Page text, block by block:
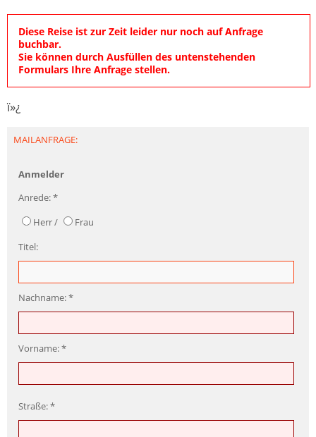
Diese Reise ist zur Zeit leider nur noch auf Anfrage
buchbar.
Sie können durch Ausfüllen des untenstehenden
Formulars Ihre Anfrage stellen.
ï»¿
MAILANFRAGE:
Anmelder
Anrede: *
Herr /
Frau
Titel:
Nachname:
Vorname:
Straße: